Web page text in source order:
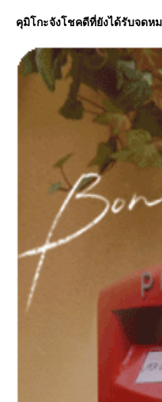
คุมิโกะจังโชคดีที่ยังได้รับจดห